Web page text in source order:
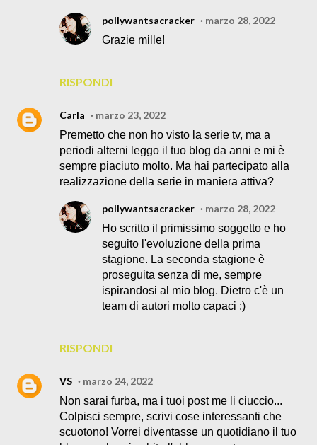
RISPONDI
pollywantsacracker
marzo 28, 2022
Grazie mille!
Carla
marzo 23, 2022
Premetto che non ho visto la serie tv, ma a
periodi alterni leggo il tuo blog da anni e mi è
sempre piaciuto molto. Ma hai partecipato alla
realizzazione della serie in maniera attiva?
RISPONDI
pollywantsacracker
marzo 28, 2022
Ho scritto il primissimo soggetto e ho
seguito l'evoluzione della prima
stagione. La seconda stagione è
proseguita senza di me, sempre
ispirandosi al mio blog. Dietro c'è un
team di autori molto capaci :)
VS
marzo 24, 2022
Non sarai furba, ma i tuoi post me li ciuccio...
Colpisci sempre, scrivi cose interessanti che
scuotono! Vorrei diventasse un quotidiano il tuo